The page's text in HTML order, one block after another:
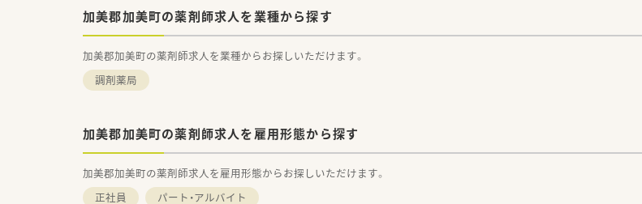
加美郡加美町の薬剤師求人を業種から探す
加美郡加美町の薬剤師求人を業種からお探しいただけます。
調剤薬局
加美郡加美町の薬剤師求人を雇用形態から探す
加美郡加美町の薬剤師求人を雇用形態からお探しいただけます。
正社員
パート・アルバイト